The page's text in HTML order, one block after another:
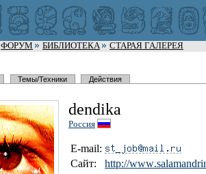
ФОРУМ БИБЛИОТЕКА
СТАРАЯ ГАЛЕРЕЯ
Темы/Техники Действия
dendika
Россия
E-mail:
Сайт:
http://www.salamandr